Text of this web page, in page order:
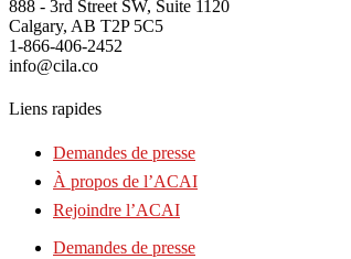
888 - 3rd Street SW, Suite 1120
Calgary, AB T2P 5C5
1-866-406-2452
info@cila.co
Liens rapides
Demandes de presse
À propos de l’ACAI
Rejoindre l’ACAI
Demandes de presse